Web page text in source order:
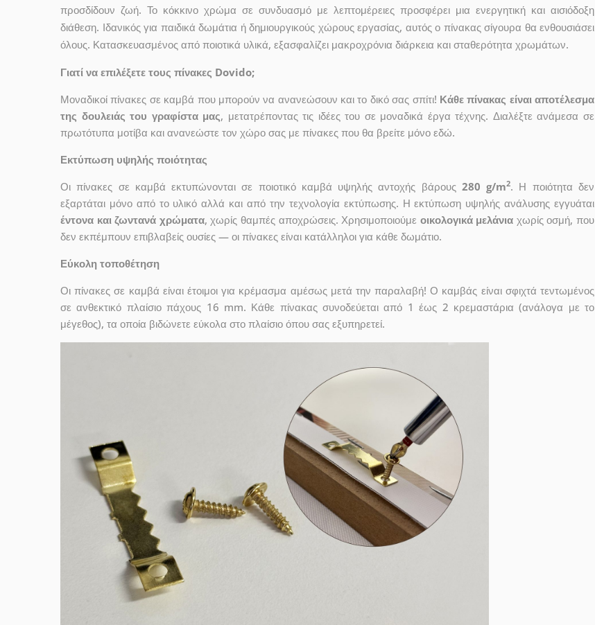
προσδίδουν ζωή. Το κόκκινο χρώμα σε συνδυασμό με λεπτομέρειες προσφέρει μια ενεργητική και αισιόδοξη
διάθεση. Ιδανικός για παιδικά δωμάτια ή δημιουργικούς χώρους εργασίας, αυτός ο πίνακας σίγουρα θα ενθουσιάσει
όλους. Κατασκευασμένος από ποιοτικά υλικά, εξασφαλίζει μακροχρόνια διάρκεια και σταθερότητα χρωμάτων.
Γιατί να επιλέξετε τους πίνακες Dovido;
Μοναδικοί πίνακες σε καμβά που μπορούν να ανανεώσουν και το δικό σας σπίτι! Κάθε πίνακας είναι αποτέλεσμα
της δουλειάς του γραφίστα μας, μετατρέποντας τις ιδέες του σε μοναδικά έργα τέχνης. Διαλέξτε ανάμεσα σε
πρωτότυπα μοτίβα και ανανεώστε τον χώρο σας με πίνακες που θα βρείτε μόνο εδώ.
Εκτύπωση υψηλής ποιότητας
Οι πίνακες σε καμβά εκτυπώνονται σε ποιοτικό καμβά υψηλής αντοχής βάρους 280 g/m2. Η ποιότητα δεν
εξαρτάται μόνο από το υλικό αλλά και από την τεχνολογία εκτύπωσης. Η εκτύπωση υψηλής ανάλυσης εγγυάται
έντονα και ζωντανά χρώματα, χωρίς θαμπές αποχρώσεις. Χρησιμοποιούμε οικολογικά μελάνια χωρίς οσμή, που
δεν εκπέμπουν επιβλαβείς ουσίες — οι πίνακες είναι κατάλληλοι για κάθε δωμάτιο.
Εύκολη τοποθέτηση
Οι πίνακες σε καμβά είναι έτοιμοι για κρέμασμα αμέσως μετά την παραλαβή! Ο καμβάς είναι σφιχτά τεντωμένος
σε ανθεκτικό πλαίσιο πάχους 16 mm. Κάθε πίνακας συνοδεύεται από 1 έως 2 κρεμαστάρια (ανάλογα με το
μέγεθος), τα οποία βιδώνετε εύκολα στο πλαίσιο όπου σας εξυπηρετεί.